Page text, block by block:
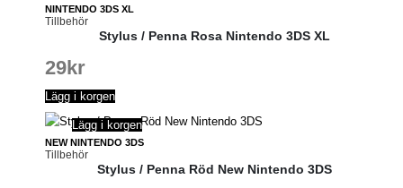
NINTENDO 3DS XL
Tillbehör
Stylus / Penna Rosa Nintendo 3DS XL
29kr
Lägg i korgen
NEW NINTENDO 3DS
Tillbehör
Lägg i korgen
Stylus / Penna Röd New Nintendo 3DS